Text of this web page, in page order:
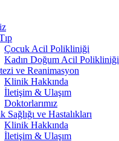
Çocuk Acil Polikliniği
Kadın Doğum Acil Polikliniği
ve Reanimasyon
Klinik Hakkında
İletişim & Ulaşım
Doktorlarımız
Sağlığı ve Hastalıkları
Klinik Hakkında
İletişim & Ulaşım